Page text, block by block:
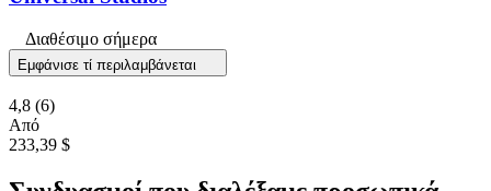
Διαθέσιμο σήμερα
Εμφάνισε τί περιλαμβάνεται
4,8 (6)
Από
233,39 $